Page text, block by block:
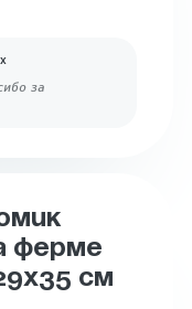
за
ФЕРМЕ
СМ